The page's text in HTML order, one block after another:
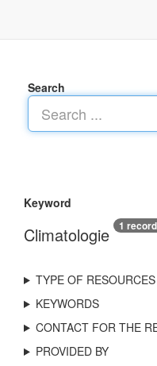
Search
Keyword
Climatologie 1
TYPE OF RESOURCES
KEYWORDS
CONTACT FOR THE
PROVIDED BY